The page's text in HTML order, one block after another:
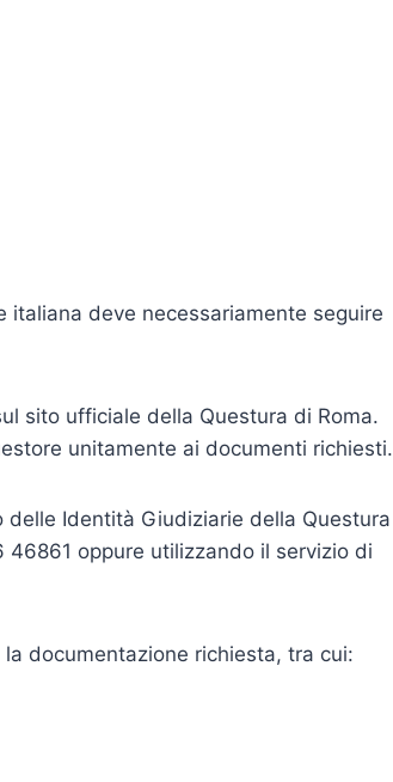
deve necessariamente seguire
sito ufficiale della Questura di Roma.
unitamente ai documenti richiesti.
delle Identità Giudiziarie della Questura
oppure utilizzando il servizio di
documentazione richiesta, tra cui: